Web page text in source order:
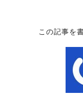
この記事を